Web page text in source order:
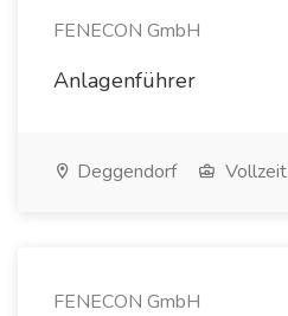
FENECON GmbH
Anlagenführer
Deggendorf Vollzeit
FENECON GmbH